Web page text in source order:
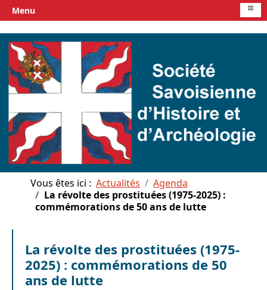
Vous êtes ici : Actualités
Agenda
La révolte des prostituées (1975-2025) :
commémorations de 50 ans de lutte
La révolte des prostituées (1975-
2025) : commémorations de 50
ans de lutte
Menu ≡